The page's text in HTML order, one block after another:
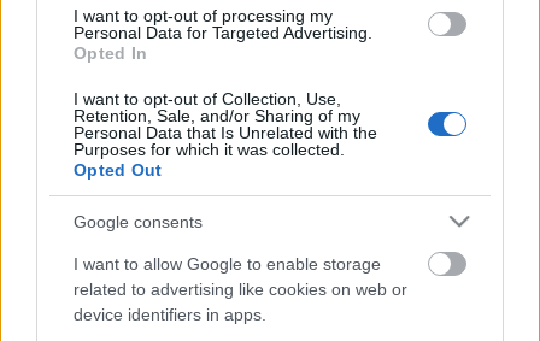
I want to opt-out of processing my
Personal Data for Targeted Advertising.
Opted In
I want to opt-out of Collection, Use,
Retention, Sale, and/or Sharing of my
Personal Data that Is Unrelated with the
Purposes for which it was collected.
Opted Out
Google consents
I want to allow Google to enable storage
related to advertising like cookies on web or
device identifiers in apps.
(Váci utca sarok)
A SzínházPONT Színházak Éjszakája karszalaggal, vagy
a résztvevő teátrumok bármelyikébe szóló érvényes
színházjeggyel ingyenesen látogatható.